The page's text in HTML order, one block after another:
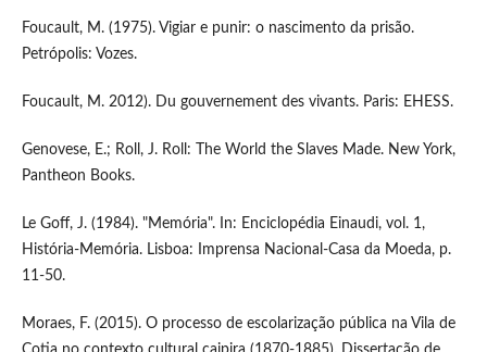
Foucault, M. (1975). Vigiar e punir: o nascimento da prisão.
Petrópolis: Vozes.
Foucault, M. 2012). Du gouvernement des vivants. Paris: EHESS.
Genovese, E.; Roll, J. Roll: The World the Slaves Made. New York,
Pantheon Books.
Le Goff, J. (1984). "Memória". In: Enciclopédia Einaudi, vol. 1,
História-Memória. Lisboa: Imprensa Nacional-Casa da Moeda, p.
11-50.
Moraes, F. (2015). O processo de escolarização pública na Vila de